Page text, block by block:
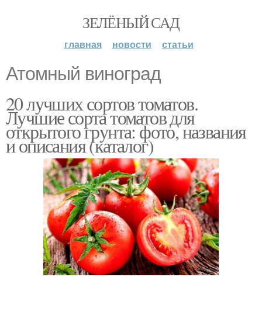
ЗЕЛЁНЫЙ САД
главная новости статьи
Атомный виноград
20 лучших сортов томатов.
Лучшие сорта томатов для
открытого грунта: фото, названия
и описания (каталог)